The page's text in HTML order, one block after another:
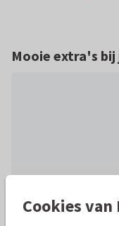
Mooie extra's
Cookies